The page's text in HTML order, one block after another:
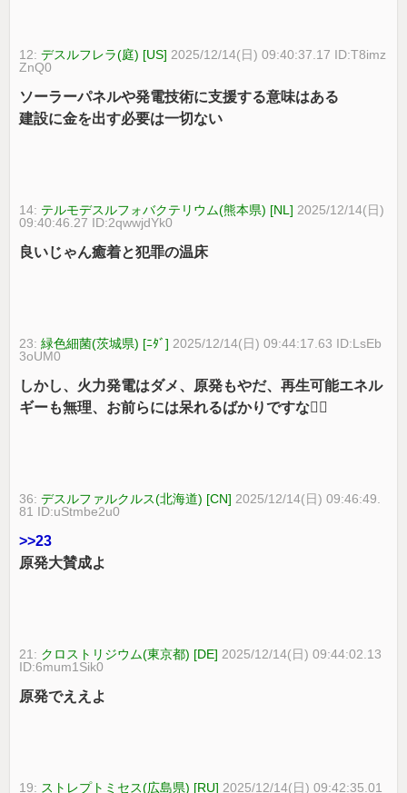
12:デスルフレラ(庭) [US] 2025/12/14(日) 09:40:37.17 ID:T8imz
ZnQ0
ソーラーパネルや発電技術に支援する意味はある
建設に金を出す必要は一切ない
14: テルモデスルフォバクテリウム(熊本県) [NL] 2025/12/14(日)
09:40:46.27 ID:2qwwjdYk0
良いじゃん癒着と犯罪の温床
23:緑色細菌(茨城県) [ﾆﾀﾞ] 2025/12/14(日) 09:44:17.63 ID:LsEb
3oUM0
しかし、火力発電はダメ、原発もやだ、再生可能エネル
ギーも無理、お前らには呆れるばかりですな😮‍💨
36:デスルファルクルス(北海道) [CN] 2025/12/14(日) 09:46:49.
81 ID:uStmbe2u0
>>23
原発大賛成よ
21: クロストリジウム(東京都) [DE] 2025/12/14(日) 09:44:02.13
ID:6mum1Sik0
原発でええよ
19: ストレプトミセス(広島県) [RU] 2025/12/14(日) 09:42:35.01